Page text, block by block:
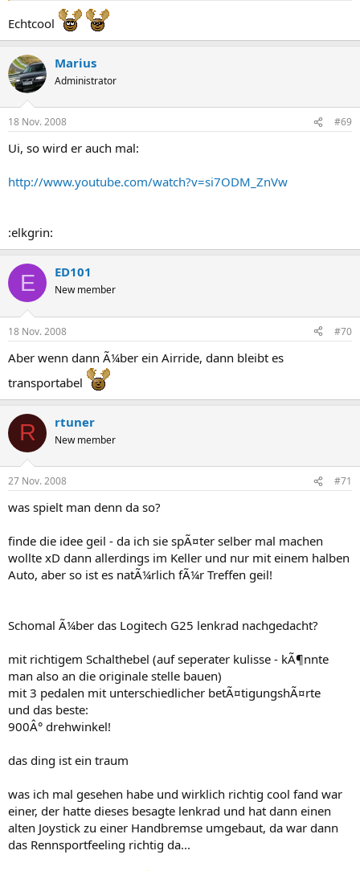
Echtcool
Marius
Administrator
18 Nov. 2008 #69
Ui, so wird er auch mal:
http://www.youtube.com/watch?v=si7ODM_ZnVw
:elkgrin:
E ED101
New member
18 Nov. 2008 #70
Aber wenn dann Ã¼ber ein Airride, dann bleibt es
transportabel
R rtuner
New member
27 Nov. 2008 #71
was spielt man denn da so?
finde die idee geil - da ich sie spÃ¤ter selber mal machen
wollte xD dann allerdings im Keller und nur mit einem halben
Auto, aber so ist es natÃ¼rlich fÃ¼r Treffen geil!
Schomal Ã¼ber das Logitech G25 lenkrad nachgedacht?
mit richtigem Schalthebel (auf seperater kulisse - kÃ¶nnte
man also an die originale stelle bauen)
mit 3 pedalen mit unterschiedlicher betÃ¤tigungshÃ¤rte
und das beste:
900Â° drehwinkel!
das ding ist ein traum
was ich mal gesehen habe und wirklich richtig cool fand war
einer, der hatte dieses besagte lenkrad und hat dann einen
alten Joystick zu einer Handbremse umgebaut, da war dann
das Rennsportfeeling richtig da...